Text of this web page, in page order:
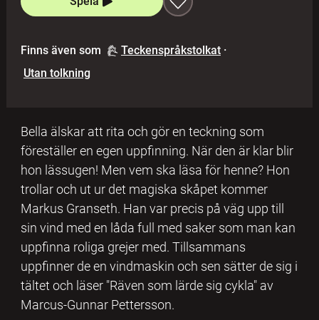
Finns även som Teckenspråkstolkat ·
Utan tolkning
Bella älskar att rita och gör en teckning som
föreställer en egen uppfinning. När den är klar blir
hon lässugen! Men vem ska läsa för henne? Hon
trollar och ut ur det magiska skåpet kommer
Markus Granseth. Han var precis på väg upp till
sin vind med en låda full med saker som man kan
uppfinna roliga grejer med. Tillsammans
uppfinner de en vindmaskin och sen sätter de sig i
tältet och läser "Räven som lärde sig cykla" av
Marcus-Gunnar Pettersson.